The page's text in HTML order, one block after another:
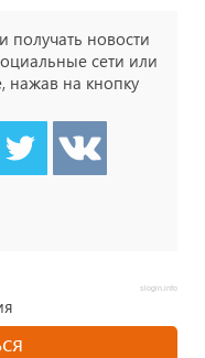
получать новости
сети или
нажав на кнопку
slogin.info